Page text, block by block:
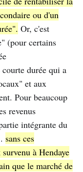
ou d'un
Or, c'est
(pour certains
durée qui a
et aux
Pour beaucoup
revenus
intégrante du
sans ces
à Hendaye
que le marché de